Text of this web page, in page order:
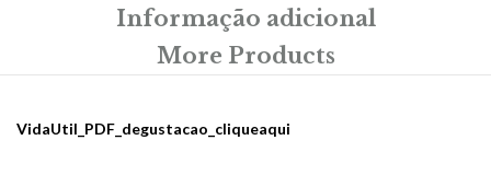
Informação adicional
More Products
VidaUtil_PDF_degustacao_cliqueaqui